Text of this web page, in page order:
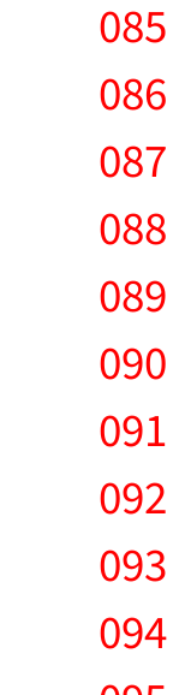
085
086
087
088
089
090
091
092
093
094